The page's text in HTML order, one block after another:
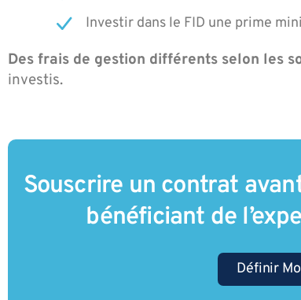
Investir dans le FID une prime
Des frais de gestion différents selon les
investis.
Souscrire un contrat
bénéficiant de
Définir